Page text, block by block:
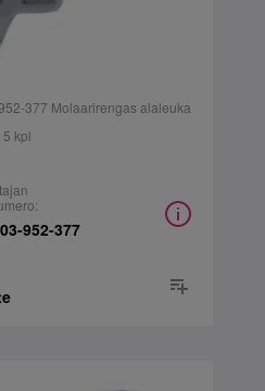
377 Molaarirengas alaleuka
kpl
952-377